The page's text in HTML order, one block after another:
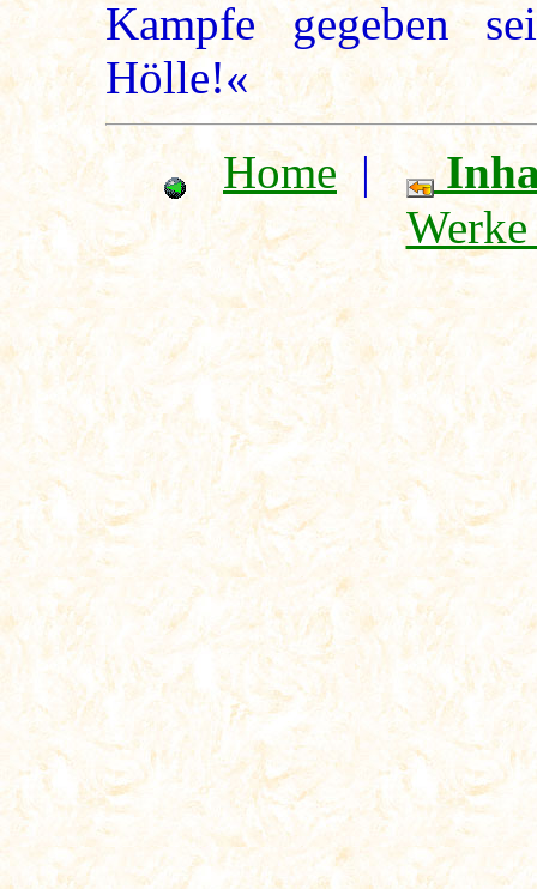
Kampfe gegeben
Hölle!«
Home|